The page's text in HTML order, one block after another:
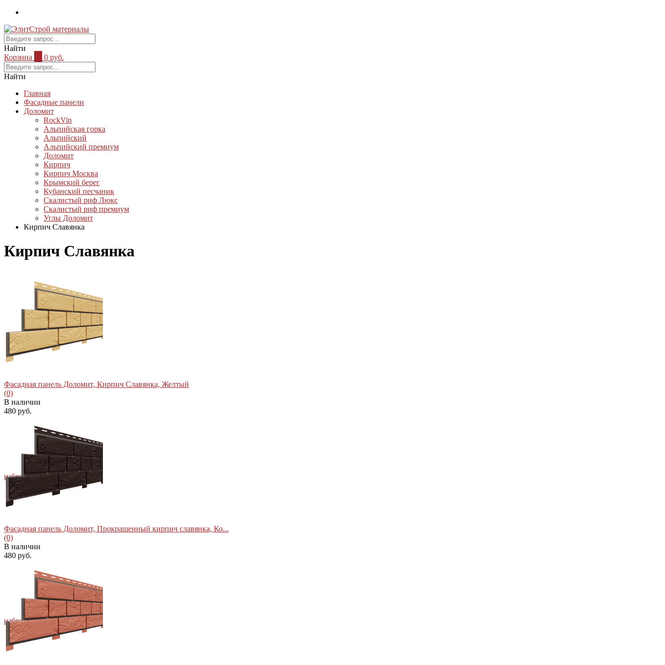
Найти
Корзина
0 руб.
Найти
Главная
Фасадные панели
Доломит
RockVin
Альпийская горка
Альпийский
Альпийский премиум
Доломит
Кирпич
Кирпич Москва
Крымский берег
Кубанский песчаник
Скалистый риф Люкс
Скалистый риф премиум
Углы Доломит
Кирпич Славянка
Кирпич Славянка
избранное сравнить
Фасадная панель Доломит, Кирпич Славянка, Желтый
(0)
В наличии
480 руб.
избранное сравнить
Фасадная панель Доломит, Прокрашенный кирпич славянка, Ко...
(0)
В наличии
480 руб.